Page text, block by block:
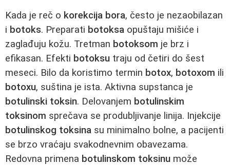
Kada je reč o korekcija bora, često je nezaobilazan
i botoks. Preparati botoksa opuštaju mišiće i
zaglađuju kožu. Tretman botoksom je brz i
efikasan. Efekti botoksu traju od četiri do šest
meseci. Bilo da koristimo termin botox, botoxom ili
botoxu, suština je ista. Aktivna supstanca je
botulinski toksin. Delovanjem botulinskim
toksinom sprečava se produbljivanje linija. Injekcije
botulinskog toksina su minimalno bolne, a pacijenti
se brzo vraćaju svakodnevnim obavezama.
Redovna primena botulinskom toksinu može